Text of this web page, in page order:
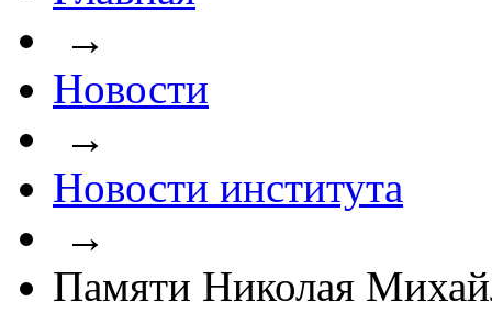
→
Новости
→
Новости института
→
Памяти Николая